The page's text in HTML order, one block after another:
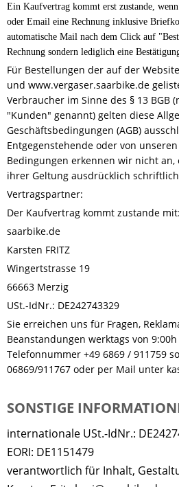
Ein Kaufvertrag kommt erst zustande,
oder Email eine Rechnung inklusive
automatische Mail nach dem Click auf
Rechnung sondern lediglich eine
Für Bestellungen der auf der
und www.vergaser.saarbike.de
Verbraucher im Sinne des § 13 BGB
"Kunden" genannt) gelten diese
Geschäftsbedingungen (AGB)
Entgegenstehende oder von
Bedingungen erkennen wir nicht an,
ihrer Geltung ausdrücklich
Vertragspartner:
Der Kaufvertrag kommt zustande mit:
saarbike.de
Karsten FRITZ
Wingertstrasse 19
66663 Merzig
USt.-IdNr.: DE242743329
Sie erreichen uns für Fragen,
Beanstandungen werktags von
Telefonnummer +49 6869 / 911759
06869/911767 oder per Mail unter
SONSTIGE
internationale USt.-IdNr.:
EORI: DE1151479
verantwortlich für Inhalt,